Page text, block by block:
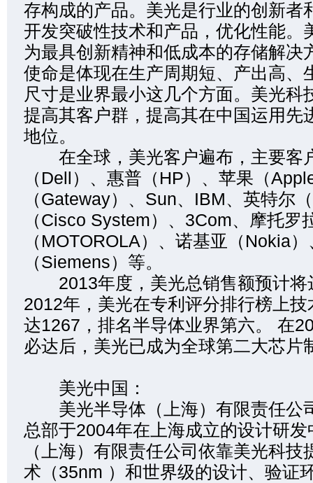
存构成的产品。美光是行业的创新者
开发突破性技术和产品，优化性能。
为最具创新精神和低成本的存储解决
使命是体现在生产周期短、产出高、
尺寸是业界最小这几个方面。美光科
提高其客户群，提高其在中国运用先
地位。
在全球，美光客户遍布，主要客
（Dell）、惠普（HP）、苹果（
（Gateway）、Sun、IBM、英特尔
（Cisco System）、3Com、摩托罗
（MOTOROLA）、诺基亚（Nokia
（Siemens）等。
2013年度，美光总销售额预计将
2012年，美光在专利评分排行榜上
达1267，排名半导体业界第六。 在
必达后，美光已成为全球第二大芯片
美光中国：
美光半导体（上海）有限责任公
总部于2004年在上海成立的设计研
（上海）有限责任公司依靠美光科技
术（35nm ）和世界级的设计、验证